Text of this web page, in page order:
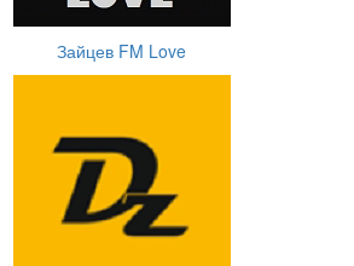
Зайцев FM Love